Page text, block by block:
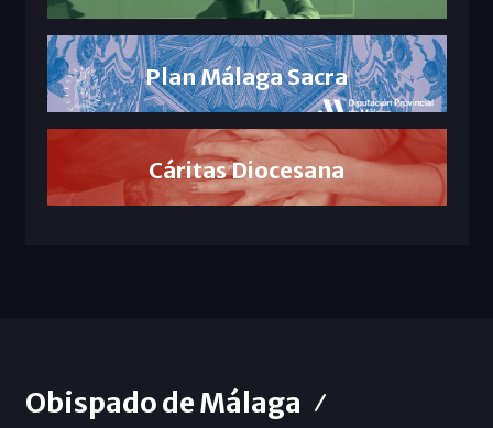
Plan Málaga Sacra
Cáritas Diocesana
Obispado de Málaga